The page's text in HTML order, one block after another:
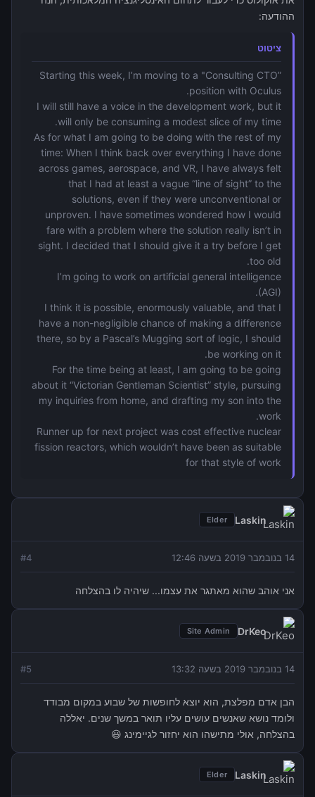
ההודעה:
ציטוט
Starting this week, I’m moving to a "Consulting CTO”
position with Oculus.
I will still have a voice in the development work, but it
will only be consuming a modest slice of my time.
As for what I am going to be doing with the rest of my
time: When I think back over everything I have done
across games, aerospace, and VR, I have always felt
that I had at least a vague “line of sight” to the
solutions, even if they were unconventional or
unproven. I have sometimes wondered how I would
fare with a problem where the solution really isn’t in
sight. I decided that I should give it a try before I get
too old.
I’m going to work on artificial general intelligence
(AGI).
I think it is possible, enormously valuable, and that I
have a non-negligible chance of making a difference
there, so by a Pascal’s Mugging sort of logic, I should
be working on it.
For the time being at least, I am going to be going
about it “Victorian Gentleman Scientist” style, pursuing
my inquiries from home, and drafting my son into the
work.
Runner up for next project was cost effective nuclear
fission reactors, which wouldn’t have been as suitable
for that style of work
Laskin
Elder
14 בנובמבר 2019 בשעה 12:46 #4
אני אוהב שהוא מאתגר את עצמו... שיהיה לו בהצלחה
DrKeo
Site Admin
14 בנובמבר 2019 בשעה 13:32 #5
הבן אדם מפלצת, הוא יוצא לחופשות של שבוע במקום מבודד
ולומד נושא שאנשים עושים עליו תואר במשך שנים. יאללה
בהצלחה, אולי מתישהו הוא יחזור לגיימינג 😃
Laskin
Elder